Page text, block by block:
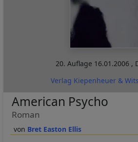
20. Auflage 16.01.2006 ,
Verlag Kiepenheuer &
Bret Easton Ellis
American Psycho
Roman